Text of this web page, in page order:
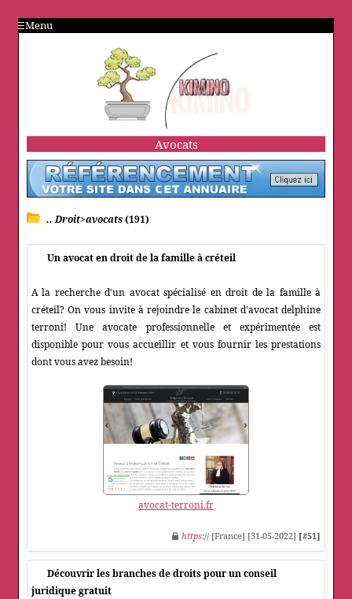
Menu
Avocats
.. Droit>avocats(191)
Un avocat en droit de la famille à créteil
A la recherche d'un avocat spécialisé en droit de la famille à
créteil? On vous invite à rejoindre le cabinet d'avocat delphine
terroni! Une avocate professionnelle et expérimentée est
disponible pour vous accueillir et vous fournir les prestations
dont vous avez besoin!
avocat-terroni.fr
https:// [France] [31-05-2022] [#51]
Découvrir les branches de droits pour un conseil
juridique gratuit